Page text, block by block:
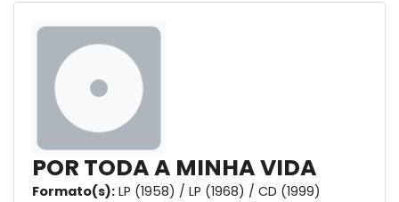
POR TODA A MINHA VIDA
Formato(s): LP (1958) / LP (1968) / CD (1999)